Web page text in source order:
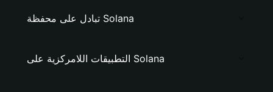
تبادل على محفظة Solana
التطبيقات اللامركزية على Solana